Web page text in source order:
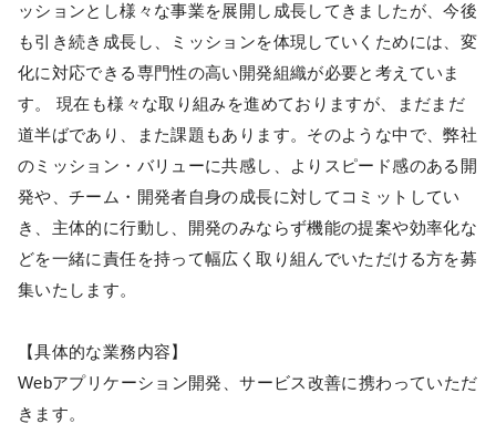
ッションとし様々な事業を展開し成長してきましたが、今後
も引き続き成長し、ミッションを体現していくためには、変
化に対応できる専門性の高い開発組織が必要と考えていま
す。 現在も様々な取り組みを進めておりますが、まだまだ
道半ばであり、また課題もあります。そのような中で、弊社
のミッション・バリューに共感し、よりスピード感のある開
発や、チーム・開発者自身の成長に対してコミットしてい
き、主体的に行動し、開発のみならず機能の提案や効率化な
どを一緒に責任を持って幅広く取り組んでいただける方を募
集いたします。
【具体的な業務内容】
Webアプリケーション開発、サービス改善に携わっていただ
きます。